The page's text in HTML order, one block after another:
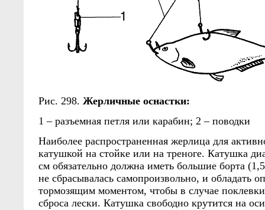
Рис. 298. Жерличные оснастки:
1 – разъемная петля или карабин; 2 – поводки
Наиболее распространенная жерлица для
катушкой на стойке или на треноге. Катушка
см обязательно должна иметь большие борта
не сбрасывалась самопроизвольно, и обладать
тормозящим моментом, чтобы в случае
сброса лески. Катушка свободно крутится на